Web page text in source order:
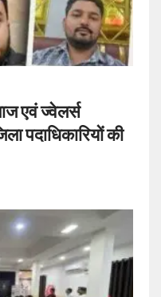
एवं ज्वेलर्स
पदाधिकारियों की